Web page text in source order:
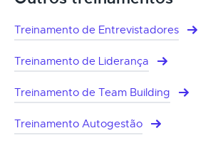
Treinamento de Entrevistadores
Treinamento de Liderança
Treinamento de Team Building
Treinamento Autogestão